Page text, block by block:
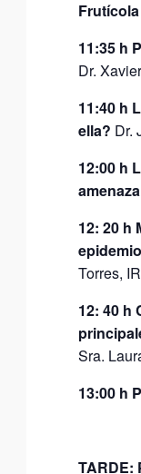
Frutícola
11:35 h
Dr.
11:40 h
ella? Dr.
12:00 h
12: 20 h
Torres,
12: 40 h
Sra.
13:00 h
TARDE: